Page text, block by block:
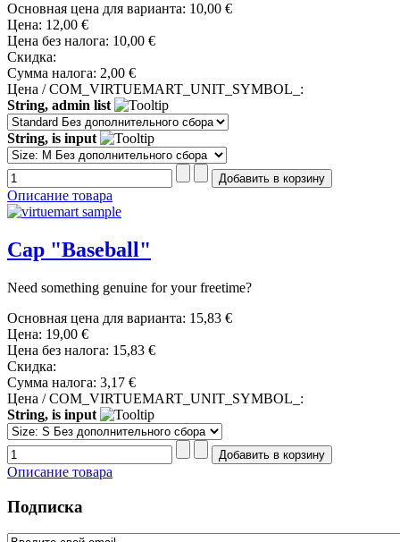
Основная цена для варианта: 10,00 €
Цена: 12,00 €
Цена без налога: 10,00 €
Скидка:
Сумма налога: 2,00 €
Цена / COM_VIRTUEMART_UNIT_SYMBOL_:
String, admin list
String, is input
Описание товара
Cap "Baseball"
Need something genuine for your freetime?
Основная цена для варианта: 15,83 €
Цена: 19,00 €
Цена без налога: 15,83 €
Скидка:
Сумма налога: 3,17 €
Цена / COM_VIRTUEMART_UNIT_SYMBOL_:
String, is input
Описание товара
Подписка